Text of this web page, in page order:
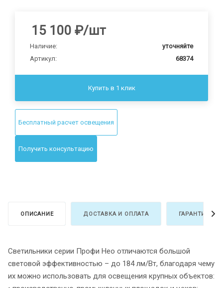
15 100 ₽/шт
Наличие:
уточняйте
Артикул:
68374
Купить в 1 клик
Бесплатный расчет освещения
Получить консультацию
ОПИСАНИЕ ДОСТАВКА И ОПЛАТА ГАРАНТИЯ И
Светильники серии Профи Нео отличаются большой
световой эффективностью – до 184 лм/Вт, благодаря чему
их можно использовать для освещения крупных объектов: